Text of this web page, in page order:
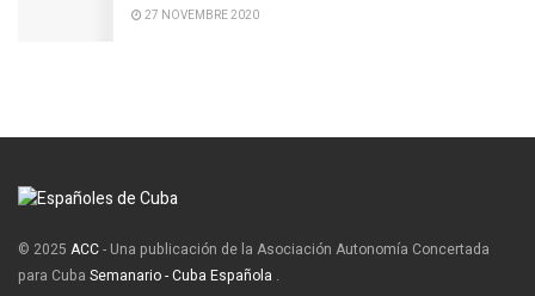
27 NOVEMBRE 2020
© 2025 ACC- Una publicación de la Asociación Autonomía Concertada
para Cuba Semanario - Cuba Española .